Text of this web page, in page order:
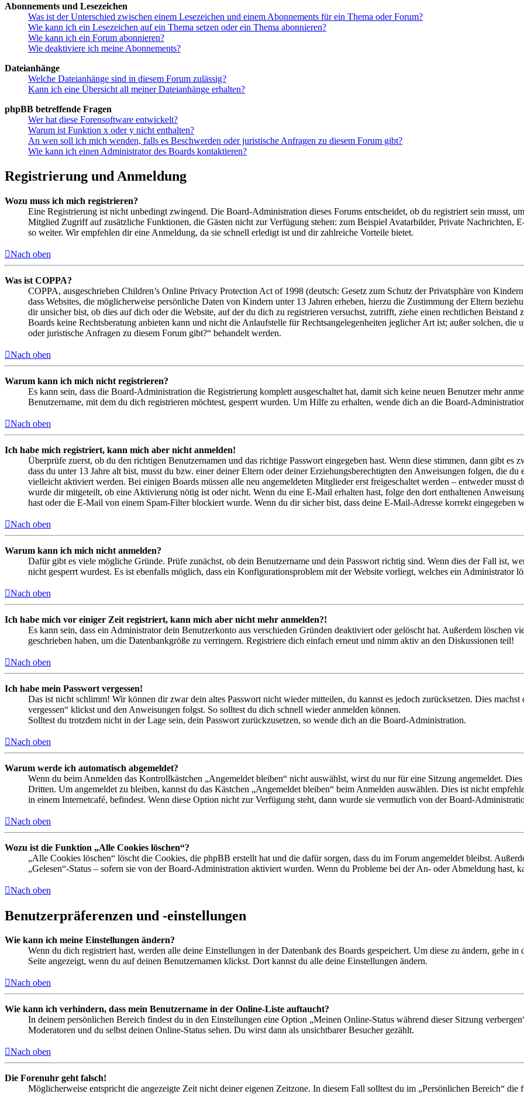
Abonnements und Lesezeichen
Was ist der Unterschied zwischen einem Lesezeichen und einem Abonnements für ein Thema oder Forum?
Wie kann ich ein Lesezeichen auf ein Thema setzen oder ein Thema abonnieren?
Wie kann ich ein Forum abonnieren?
Wie deaktiviere ich meine Abonnements?
Dateianhänge
Welche Dateianhänge sind in diesem Forum zulässig?
Kann ich eine Übersicht all meiner Dateianhänge erhalten?
phpBB betreffende Fragen
Wer hat diese Forensoftware entwickelt?
Warum ist Funktion x oder y nicht enthalten?
An wen soll ich mich wenden, falls es Beschwerden oder juristische Anfragen zu diesem Forum gibt?
Wie kann ich einen Administrator des Boards kontaktieren?
Registrierung und Anmeldung
Wozu muss ich mich registrieren?
Eine Registrierung ist nicht unbedingt zwingend. Die Board-Administration dieses Forums entscheidet, ob du registriert sein musst,
Mitglied Zugriff auf zusätzliche Funktionen, die Gästen nicht zur Verfügung stehen: zum Beispiel Avatarbilder, Private Nachrichten,
so weiter. Wir empfehlen dir eine Anmeldung, da sie schnell erledigt ist und dir zahlreiche Vorteile bietet.
Nach oben
Was ist COPPA?
COPPA, ausgeschrieben Children’s Online Privacy Protection Act of 1998 (deutsch: Gesetz zum Schutz der Privatsphäre von
dass Websites, die möglicherweise persönliche Daten von Kindern unter 13 Jahren erheben, hierzu die Zustimmung der Eltern
dir unsicher bist, ob dies auf dich oder die Website, auf der du dich zu registrieren versuchst, zutrifft, ziehe einen rechtlichen
Boards keine Rechtsberatung anbieten kann und nicht die Anlaufstelle für Rechtsangelegenheiten jeglicher Art ist; außer solchen,
oder juristische Anfragen zu diesem Forum gibt?“ behandelt werden.
Nach oben
Warum kann ich mich nicht registrieren?
Es kann sein, dass die Board-Administration die Registrierung komplett ausgeschaltet hat, damit sich keine neuen Benutzer mehr
Benutzername, mit dem du dich registrieren möchtest, gesperrt wurden. Um Hilfe zu erhalten, wende dich an die Board-
Nach oben
Ich habe mich registriert, kann mich aber nicht anmelden!
Überprüfe zuerst, ob du den richtigen Benutzernamen und das richtige Passwort eingegeben hast. Wenn diese stimmen, dann gibt es
dass du unter 13 Jahre alt bist, musst du bzw. einer deiner Eltern oder deiner Erziehungsberechtigten den Anweisungen folgen, die
vielleicht aktiviert werden. Bei einigen Boards müssen alle neu angemeldeten Mitglieder erst freigeschaltet werden – entweder musst
wurde dir mitgeteilt, ob eine Aktivierung nötig ist oder nicht. Wenn du eine E-Mail erhalten hast, folge den dort enthaltenen
hast oder die E-Mail von einem Spam-Filter blockiert wurde. Wenn du dir sicher bist, dass deine E-Mail-Adresse korrekt eingegeben
Nach oben
Warum kann ich mich nicht anmelden?
Dafür gibt es viele mögliche Gründe. Prüfe zunächst, ob dein Benutzername und dein Passwort richtig sind. Wenn dies der Fall ist,
nicht gesperrt wurdest. Es ist ebenfalls möglich, dass ein Konfigurationsproblem mit der Website vorliegt, welches ein Administrator
Nach oben
Ich habe mich vor einiger Zeit registriert, kann mich aber nicht mehr anmelden?!
Es kann sein, dass ein Administrator dein Benutzerkonto aus verschieden Gründen deaktiviert oder gelöscht hat. Außerdem löschen
geschrieben haben, um die Datenbankgröße zu verringern. Registriere dich einfach erneut und nimm aktiv an den Diskussionen teil!
Nach oben
Ich habe mein Passwort vergessen!
Das ist nicht schlimm! Wir können dir zwar dein altes Passwort nicht wieder mitteilen, du kannst es jedoch zurücksetzen. Dies
vergessen“ klickst und den Anweisungen folgst. So solltest du dich schnell wieder anmelden können.
Solltest du trotzdem nicht in der Lage sein, dein Passwort zurückzusetzen, so wende dich an die Board-Administration.
Nach oben
Warum werde ich automatisch abgemeldet?
Wenn du beim Anmelden das Kontrollkästchen „Angemeldet bleiben“ nicht auswählst, wirst du nur für eine Sitzung angemeldet.
Dritten. Um angemeldet zu bleiben, kannst du das Kästchen „Angemeldet bleiben“ beim Anmelden auswählen. Dies ist nicht
in einem Internetcafé, befindest. Wenn diese Option nicht zur Verfügung steht, dann wurde sie vermutlich von der Board-
Nach oben
Wozu ist die Funktion „Alle Cookies löschen“?
„Alle Cookies löschen“ löscht die Cookies, die phpBB erstellt hat und die dafür sorgen, dass du im Forum angemeldet bleibst.
„Gelesen“-Status – sofern sie von der Board-Administration aktiviert wurden. Wenn du Probleme bei der An- oder Abmeldung hast,
Nach oben
Benutzerpräferenzen und -einstellungen
Wie kann ich meine Einstellungen ändern?
Wenn du dich registriert hast, werden alle deine Einstellungen in der Datenbank des Boards gespeichert. Um diese zu ändern, gehe
Seite angezeigt, wenn du auf deinen Benutzernamen klickst. Dort kannst du alle deine Einstellungen ändern.
Nach oben
Wie kann ich verhindern, dass mein Benutzername in der Online-Liste auftaucht?
In deinem persönlichen Bereich findest du in den Einstellungen eine Option „Meinen Online-Status während dieser Sitzung
Moderatoren und du selbst deinen Online-Status sehen. Du wirst dann als unsichtbarer Besucher gezählt.
Nach oben
Die Forenuhr geht falsch!
Möglicherweise entspricht die angezeigte Zeit nicht deiner eigenen Zeitzone. In diesem Fall solltest du im „Persönlichen Bereich“